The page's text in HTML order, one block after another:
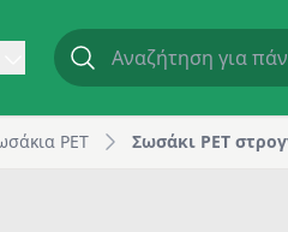
100ml, Διάφανο | GM Horeca
PET Σωσάκι PET